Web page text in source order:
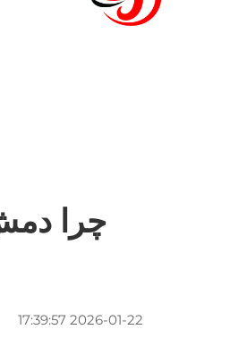
چرا
2026-01-22 17:39:57